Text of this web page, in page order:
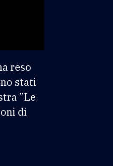
reso
stati
”Le
di